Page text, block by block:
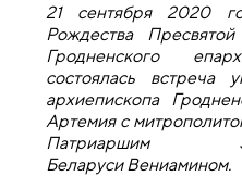
21 сентября 2020
Рождества
Гродненского
состоялась встреча
архиепископа
Артемия с
Патриаршим
Беларуси Вениамином.